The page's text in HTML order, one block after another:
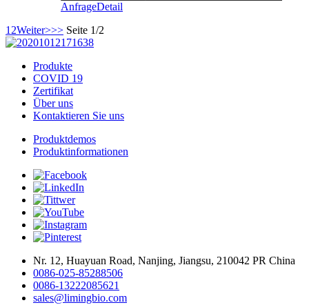
AnfrageDetail
12Weiter>>> Seite 1/2
Produkte
COVID 19
Zertifikat
Über uns
Kontaktieren Sie uns
Produktdemos
Produktinformationen
Nr. 12, Huayuan Road, Nanjing, Jiangsu, 210042 PR China
0086-025-85288506
0086-13222085621
sales@limingbio.com